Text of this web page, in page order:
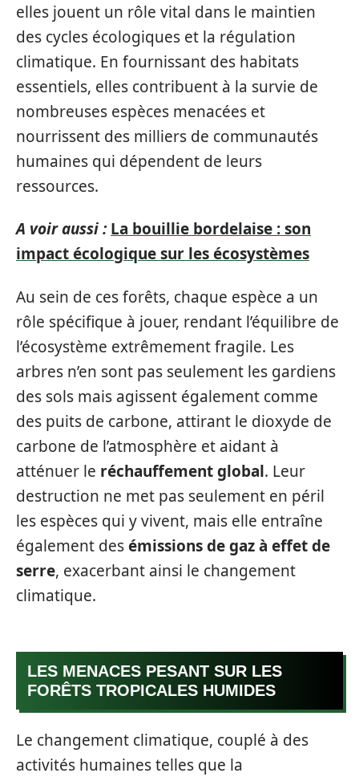
elles jouent un rôle vital dans le maintien
des cycles écologiques et la régulation
climatique. En fournissant des habitats
essentiels, elles contribuent à la survie de
nombreuses espèces menacées et
nourrissent des milliers de communautés
humaines qui dépendent de leurs
ressources.
A voir aussi : La bouillie bordelaise : son
impact écologique sur les écosystèmes
Au sein de ces forêts, chaque espèce a un
rôle spécifique à jouer, rendant l’équilibre de
l’écosystème extrêmement fragile. Les
arbres n’en sont pas seulement les gardiens
des sols mais agissent également comme
des puits de carbone, attirant le dioxyde de
carbone de l’atmosphère et aidant à
atténuer le réchauffement global. Leur
destruction ne met pas seulement en péril
les espèces qui y vivent, mais elle entraîne
également desémissions de gaz à effet de
serre, exacerbant ainsi le changement
climatique.
LES MENACES PESANT SUR LES
FORÊTS TROPICALES HUMIDES
Le changement climatique, couplé à des
activités humaines telles que la